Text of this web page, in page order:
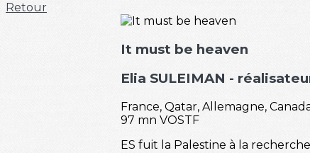
Retour
It must be heaven
Elia SULEIMAN -
France, Qatar, Allemagne,
97 mn VOSTF
ES fuit la Palestine à la